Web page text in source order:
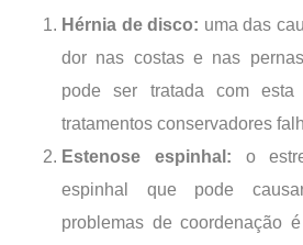
Hérnia de disco: uma das
dor nas costas e nas
pode ser tratada com
tratamentos conservadores
Estenose espinhal: o
espinhal que pode
problemas de coordenação